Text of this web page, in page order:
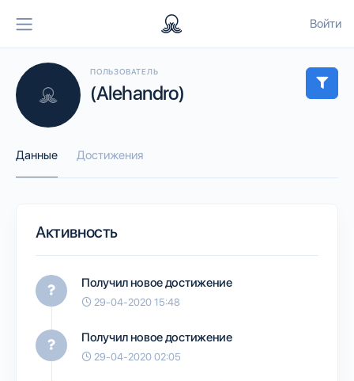
Войти
ПОЛЬЗОВАТЕЛЬ
(Alehandro)
Данные Достижения
Активность
Получил новое достижение
29-04-2020 15:48
Получил новое достижение
29-04-2020 02:05